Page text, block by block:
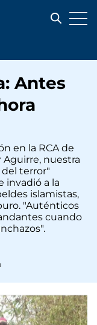
Antes
en la RCA de
Aguirre, nuestra
terror"
invadió a la
islamistas,
"Auténticos
cuando